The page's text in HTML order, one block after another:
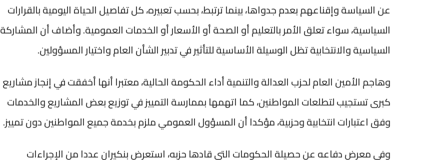
عن السياسة وإقناعهم بعدم جدواها، بينما ترتبط، بحسب تعبيره، كل تفاصيل الحياة اليومية بالقرارات
السياسية، سواء تعلق الأمر بالتعليم أو الصحة أو الأسعار أو الخدمات العمومية. وأضاف أن المشاركة
السياسية والانتخابية تظل الوسيلة الأساسية للتأثير في تدبير الشأن العام واختيار المسؤولين.
وهاجم الأمين العام لحزب العدالة والتنمية أداء الحكومة الحالية، معتبرا أنها أخفقت في إنجاز مشاريع
كبرى تستجيب لتطلعات المواطنين، كما اتهمها بممارسة التمييز في توزيع بعض المشاريع والخدمات
وفق اعتبارات انتخابية وحزبية، مؤكدا أن المسؤول العمومي ملزم بخدمة جميع المواطنين دون تمييز.
وفي معرض دفاعه عن حصيلة الحكومات التي قادها حزبه، استعرض بنكيران عددا من الإجراءات